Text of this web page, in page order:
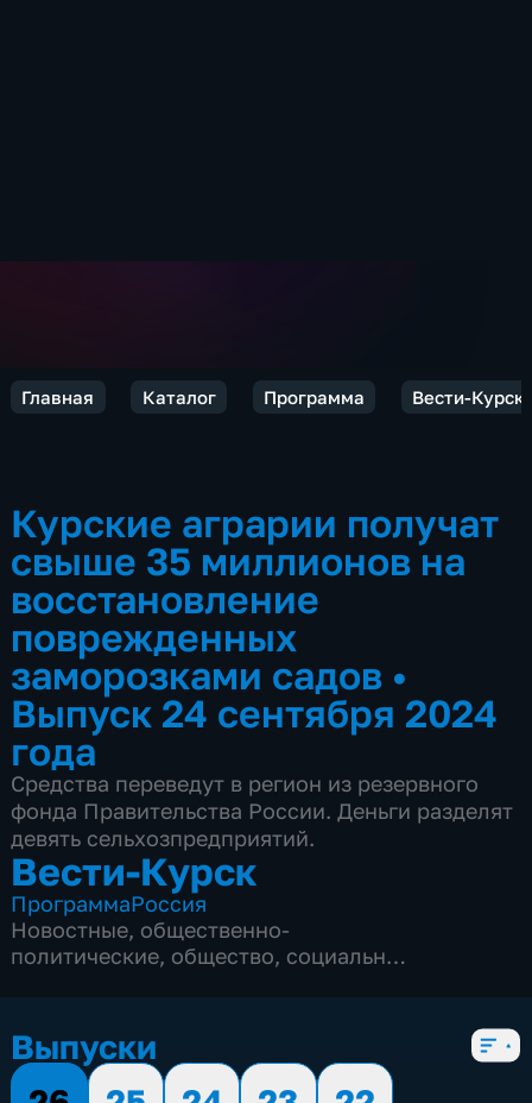
Главная Каталог Программа Вести-Курск
Курские аграрии получат
свыше 35 миллионов на
восстановление
поврежденных
заморозками садов •
Выпуск 24 сентября 2024
года
Средства переведут в регион из резервного
фонда Правительства России. Деньги разделят
девять сельхозпредприятий.
Вести-Курск
ПрограммаРоссия
Новостные, общественно-
политические, общество, социально-
Выпуски